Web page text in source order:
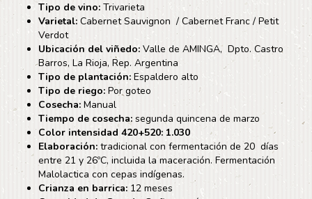
Tipo de vino: Trivarieta
Varietal: Cabernet Sauvignon / Cabernet Franc / Petit
Verdot
Ubicación del viñedo: Valle de AMINGA, Dpto. Castro
Barros, La Rioja, Rep. Argentina
Tipo de plantación: Espaldero alto
Tipo de riego: Por goteo
Cosecha: Manual
Tiempo de cosecha: segunda quincena de marzo
Color intensidad 420+520: 1.030
Elaboración: tradicional con fermentación de 20 días
entre 21 y 26ºC, incluida la maceración. Fermentación
Malolactica con cepas indígenas.
Crianza en barrica: 12 meses